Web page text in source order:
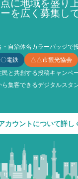
点に地域を盛り
を広く募集し
自治体名カラーバッジで
電鉄
△△市観光協会
と共創する投稿キャンペ
集客できるデジタルスタ
カウントについて詳し